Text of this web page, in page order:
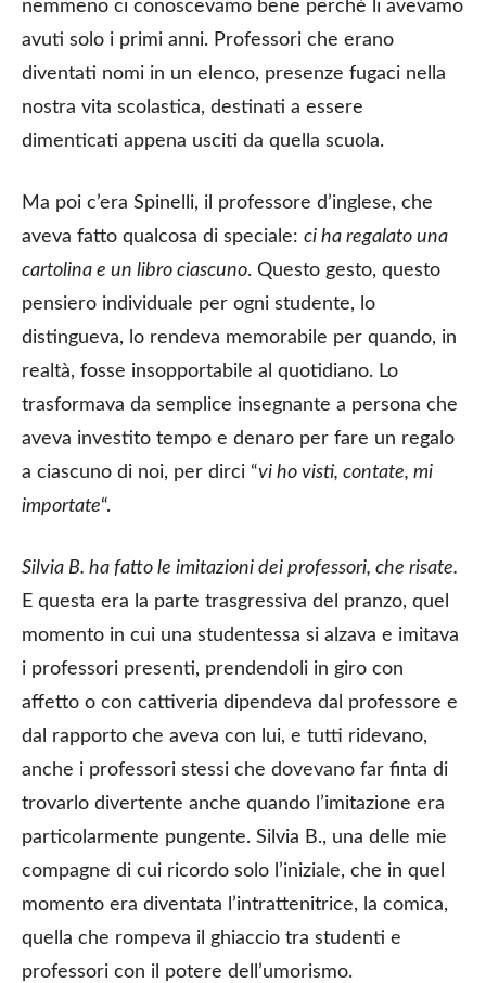
nemmeno ci conoscevamo bene perché li avevamo
avuti solo i primi anni. Professori che erano
diventati nomi in un elenco, presenze fugaci nella
nostra vita scolastica, destinati a essere
dimenticati appena usciti da quella scuola.
Ma poi c’era Spinelli, il professore d’inglese, che
aveva fatto qualcosa di speciale: ci ha regalato una
cartolina e un libro ciascuno. Questo gesto, questo
pensiero individuale per ogni studente, lo
distingueva, lo rendeva memorabile per quando, in
realtà, fosse insopportabile al quotidiano. Lo
trasformava da semplice insegnante a persona che
aveva investito tempo e denaro per fare un regalo
a ciascuno di noi, per dirci “vi ho visti, contate, mi
importate“.
Silvia B. ha fatto le imitazioni dei professori, che risate.
E questa era la parte trasgressiva del pranzo, quel
momento in cui una studentessa si alzava e imitava
i professori presenti, prendendoli in giro con
affetto o con cattiveria dipendeva dal professore e
dal rapporto che aveva con lui, e tutti ridevano,
anche i professori stessi che dovevano far finta di
trovarlo divertente anche quando l’imitazione era
particolarmente pungente. Silvia B., una delle mie
compagne di cui ricordo solo l’iniziale, che in quel
momento era diventata l’intrattenitrice, la comica,
quella che rompeva il ghiaccio tra studenti e
professori con il potere dell’umorismo.